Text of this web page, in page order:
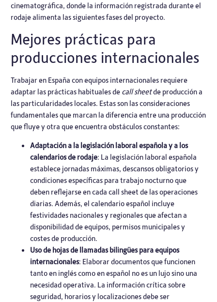
cinematográfica, donde la información registrada durante el
rodaje alimenta las siguientes fases del proyecto.
Mejores prácticas para
producciones internacionales
Trabajar en España con equipos internacionales requiere
adaptar las prácticas habituales de call sheetde producción a
las particularidades locales. Estas son las consideraciones
fundamentales que marcan la diferencia entre una producción
que fluye y otra que encuentra obstáculos constantes:
Adaptación a la legislación laboral española y a los
calendarios de rodaje: La legislación laboral española
establece jornadas máximas, descansos obligatorios y
condiciones específicas para trabajo nocturno que
deben reflejarse en cada call sheet de las operaciones
diarias. Además, el calendario español incluye
festividades nacionales y regionales que afectan a
disponibilidad de equipos, permisos municipales y
costes de producción.
Uso de hojas de llamadas bilingües para equipos
internacionales: Elaborar documentos que funcionen
tanto en inglés como en español no es un lujo sino una
necesidad operativa. La información crítica sobre
seguridad, horarios y localizaciones debe ser